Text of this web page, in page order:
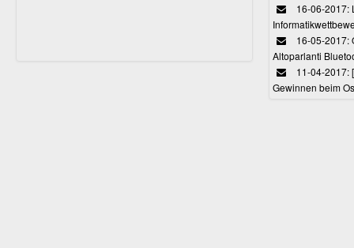
16-06-2017:
16-05-2017:
Altoparlanti
11-04-2017:
Gewinnen beim